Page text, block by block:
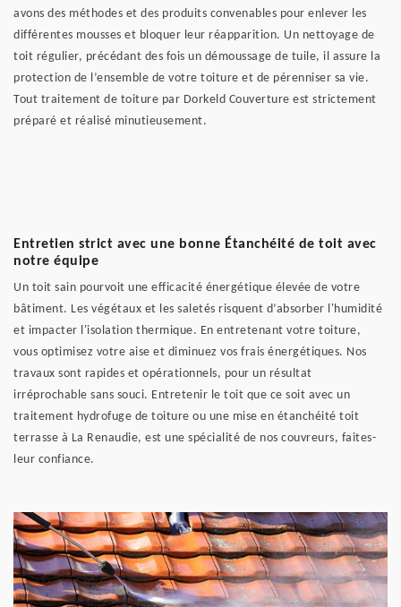
avons des méthodes et des produits convenables pour enlever les
différentes mousses et bloquer leur réapparition. Un nettoyage de
toit régulier, précédant des fois un démoussage de tuile, il assure la
protection de l’ensemble de votre toiture et de pérenniser sa vie.
Tout traitement de toiture par Dorkeld Couverture est strictement
préparé et réalisé minutieusement.
Entretien strict avec une bonne Étanchéité de toit avec
notre équipe
Un toit sain pourvoit une efficacité énergétique élevée de votre
bâtiment. Les végétaux et les saletés risquent d’absorber l'humidité
et impacter l'isolation thermique. En entretenant votre toiture,
vous optimisez votre aise et diminuez vos frais énergétiques. Nos
travaux sont rapides et opérationnels, pour un résultat
irréprochable sans souci. Entretenir le toit que ce soit avec un
traitement hydrofuge de toiture ou une mise en étanchéité toit
terrasse à La Renaudie, est une spécialité de nos couvreurs, faites-
leur confiance.